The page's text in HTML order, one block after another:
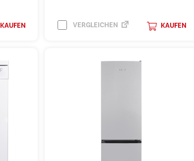
KAUFEN KAUFEN
VERGLEICHEN